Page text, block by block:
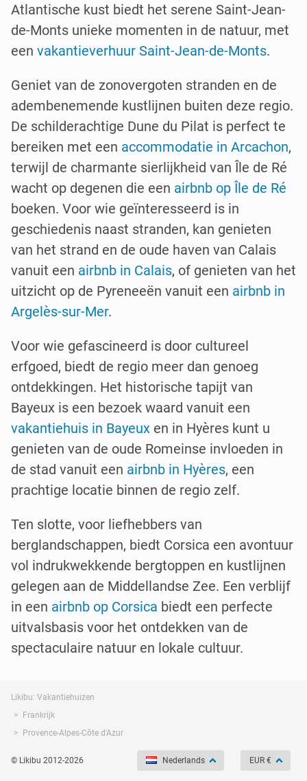
Atlantische kust biedt het serene Saint-Jean-
de-Monts unieke momenten in de natuur, met
een vakantieverhuur Saint-Jean-de-Monts.
Geniet van de zonovergoten stranden en de
adembenemende kustlijnen buiten deze regio.
De schilderachtige Dune du Pilat is perfect te
bereiken met een accommodatie in Arcachon,
terwijl de charmante sierlijkheid van Île de Ré
wacht op degenen die een airbnb op Île de Ré
boeken. Voor wie geïnteresseerd is in
geschiedenis naast stranden, kan genieten
van het strand en de oude haven van Calais
vanuit een airbnb in Calais, of genieten van het
uitzicht op de Pyreneeën vanuit een airbnb in
Argelès-sur-Mer.
Voor wie gefascineerd is door cultureel
erfgoed, biedt de regio meer dan genoeg
ontdekkingen. Het historische tapijt van
Bayeux is een bezoek waard vanuit een
vakantiehuis in Bayeux en in Hyères kunt u
genieten van de oude Romeinse invloeden in
de stad vanuit een airbnb in Hyères, een
prachtige locatie binnen de regio zelf.
Ten slotte, voor liefhebbers van
berglandschappen, biedt Corsica een avontuur
vol indrukwekkende bergtoppen en kustlijnen
gelegen aan de Middellandse Zee. Een verblijf
in een airbnb op Corsica biedt een perfecte
uitvalsbasis voor het ontdekken van de
spectaculaire natuur en lokale cultuur.
Likibu: Vakantiehuizen
Frankrijk
Provence-Alpes-Côte d'Azur
© Likibu 2012-2026 Nederlands EUR €